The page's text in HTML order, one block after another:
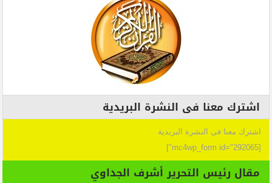
اشترك معنا فى النشرة البريدية
اشترك معنا فى النشرة البريدية
[mc4wp_form id="292065"]
مقال رئيس التحرير أشرف الجداوي